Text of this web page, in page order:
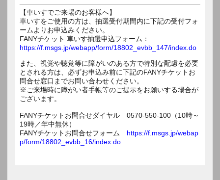
【車いすでご来場のお客様へ】
車いすをご使用の方は、抽選受付期間内に下記の受付フォ
ームよりお申込みください。
FANYチケット 車いす抽選申込フォーム：
https://f.msgs.jp/webapp/form/18802_evbb_147/index.do
また、視覚や聴覚等に障がいのある方で特別な配慮を必要
とされる方は、必ずお申込み前に下記のFANYチケットお
問合せ窓口までお問い合わせください。
※ご来場時に障がい者手帳等のご提示をお願いする場合が
ございます。
FANYチケットお問合せダイヤル 0570-550-100（10時～
19時／年中無休）
FANYチケットお問合せフォーム https://f.msgs.jp/webap
p/form/18802_evbb_16/index.do